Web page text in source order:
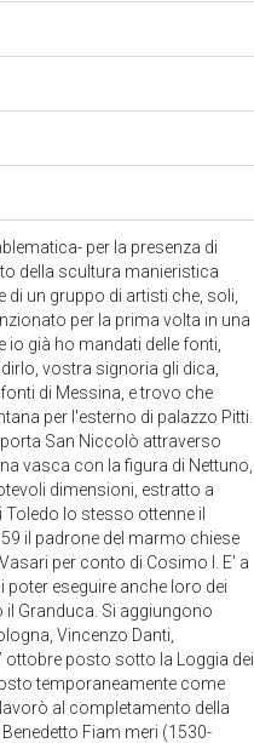
per la presenza di
della scultura manieristica
un gruppo di artisti che, soli,
per la prima volta in una
io già ho mandati delle fonti,
vostra signoria gli dica,
di Messina, e trovo che
per l'esterno di palazzo Pitti.
San Niccolò attraverso
vasca con la figura di Nettuno,
dimensioni, estratto a
lo stesso ottenne il
il padrone del marmo chiese
per conto di Cosimo I. E' a
eseguire anche loro dei
Granduca. Si aggiungono
Vincenzo Danti,
ottobre posto sotto la Loggia dei
temporaneamente come
al completamento della
Fiam meri (1530-